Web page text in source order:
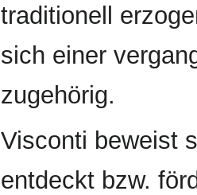
traditionell
sich einer
zugehörig.
Visconti beweist
entdeckt bzw.